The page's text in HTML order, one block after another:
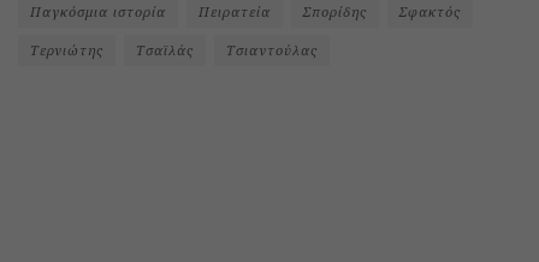
Παγκόσμια ιστορία Πειρατεία Σπορίδης Σφακτός
Τερνιώτης Τσαϊλάς Τσιαντούλας